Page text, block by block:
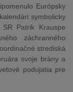
Európsky
symbolicky
Patrik Krauspe
záchranného
strediská
svoje brány a
podujatia pre